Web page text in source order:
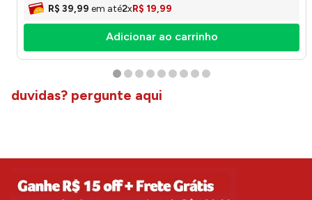
R$ 39,99 em até2xR$ 19,99
Adicionar ao carrinho
duvidas? pergunte aqui